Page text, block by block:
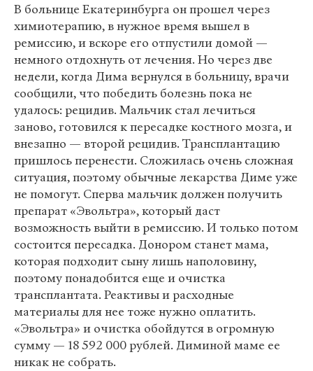
В больнице Екатеринбурга он прошел через
химиотерапию, в нужное время вышел в
ремиссию, и вскоре его отпустили домой —
немного отдохнуть от лечения. Но через две
недели, когда Дима вернулся в больницу, врачи
сообщили, что победить болезнь пока не
удалось: рецидив. Мальчик стал лечиться
заново, готовился к пересадке костного мозга, и
внезапно — второй рецидив. Трансплантацию
пришлось перенести. Сложилась очень сложная
ситуация, поэтому обычные лекарства Диме уже
не помогут. Сперва мальчик должен получить
препарат «Эвольтра», который даст
возможность выйти в ремиссию. И только потом
состоится пересадка. Донором станет мама,
которая подходит сыну лишь наполовину,
поэтому понадобится еще и очистка
трансплантата. Реактивы и расходные
материалы для нее тоже нужно оплатить.
«Эвольтра» и очистка обойдутся в огромную
сумму — 18 592 000 рублей. Диминой маме ее
никак не собрать.